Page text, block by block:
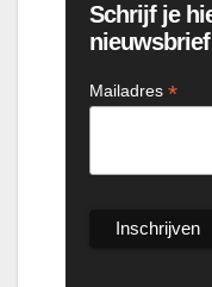
Schrijf je
Mailadres *